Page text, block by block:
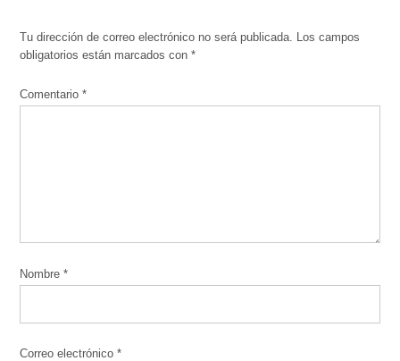
Tu dirección de correo electrónico no será publicada.
Los campos
obligatorios están marcados con*
Comentario*
Nombre*
Correo electrónico*